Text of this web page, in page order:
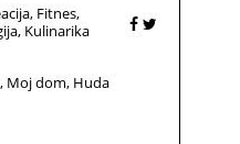
Fitnes
Kulinarika
Moj dom Huda